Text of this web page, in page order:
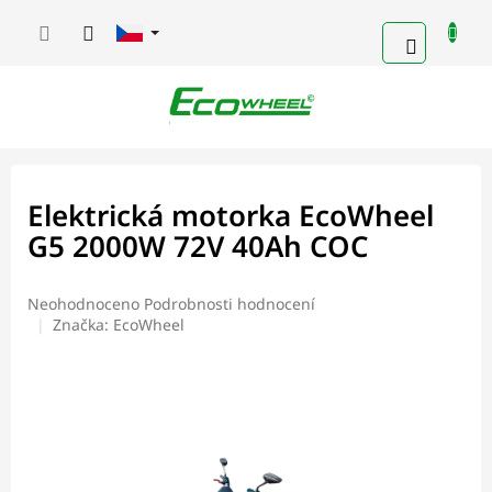
KOŠÍK
Elektrická motorka EcoWheel
G5 2000W 72V 40Ah COC
Průměrné
hodnocení
Neohodnoceno Podrobnosti hodnocení
Značka: EcoWheel